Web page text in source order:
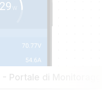
- Portale di Monitoraggio